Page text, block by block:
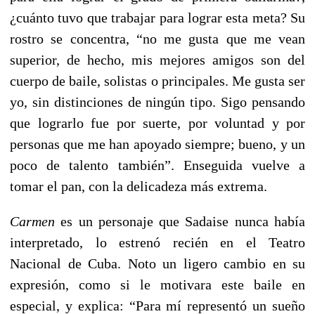
¿cuánto tuvo que trabajar para lograr esta meta? Su
rostro se concentra, “no me gusta que me vean
superior, de hecho, mis mejores amigos son del
cuerpo de baile, solistas o principales. Me gusta ser
yo, sin distinciones de ningún tipo. Sigo pensando
que lograrlo fue por suerte, por voluntad y por
personas que me han apoyado siempre; bueno, y un
poco de talento también”. Enseguida vuelve a
tomar el pan, con la delicadeza más extrema.
Carmen es un personaje que Sadaise nunca había
interpretado, lo estrenó recién en el Teatro
Nacional de Cuba. Noto un ligero cambio en su
expresión, como si le motivara este baile en
especial, y explica: “Para mí representó un sueño